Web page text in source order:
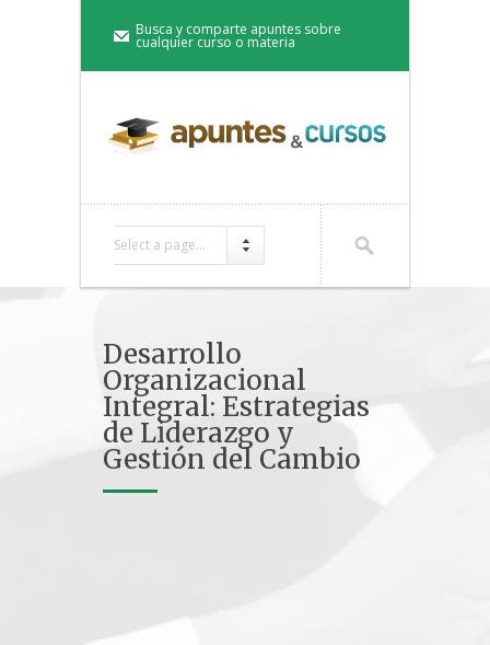
Busca y comparte apuntes sobre
cualquier curso o materia
Select a page...
Desarrollo
Organizacional
Integral: Estrategias
de Liderazgo y
Gestión del Cambio